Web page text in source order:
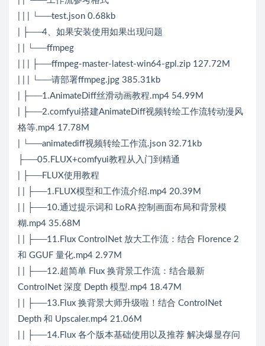
| | | └──test.json 0.68kb
| ├──4、如果安装使用如果出现问题
| | └──ffmpeg
| | | ├──ffmpeg-master-latest-win64-gpl.zip 127.72M
| | | └──请部署ffmpeg.jpg 385.31kb
| ├──1.AnimateDiff丝滑动画教程.mp4 54.99M
| ├──2.comfyui搭建AnimateDiff视频转绘工作流转动漫风
格等.mp4 17.78M
| └──animatediff视频转绘工作流.json 32.71kb
├──05.FLUX+comfyui教程从入门到精通
| ├──FLUX使用教程
| | ├──1.FLUX模型和工作流介绍.mp4 20.39M
| | ├──10.通过提示词和 LoRA 控制画面布局和背景模
糊.mp4 35.68M
| | ├──11.Flux ControlNet 放大工作流：结合 Florence 2
和 GGUF 量化.mp4 2.97M
| | ├──12.超简单 Flux 换背景工作流：结合最新
ControlNet 深度 Depth 模型.mp4 18.47M
| | ├──13.Flux 换背景大师升级啦！结合 ControlNet
Depth 和 Upscaler.mp4 21.06M
| | ├──14.Flux 各个版本基础使用以及推荐 解决爆显存问